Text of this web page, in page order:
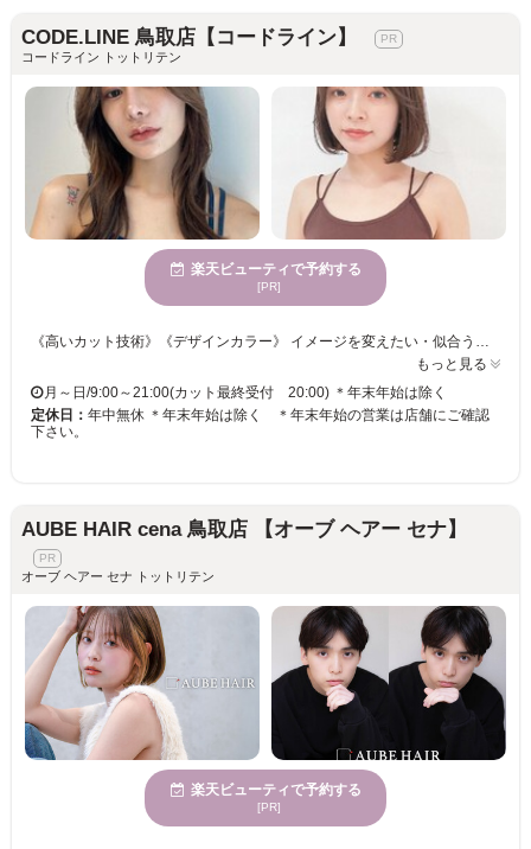
CODE.LINE 鳥取店【コードライン】
コードライン トットリテン
楽天ビューティで予約する
[PR]
《高いカット技術》《デザインカラー》 イメージを変えたい・似合うデザインが見つからない・・・あなたのお悩みに合うスタイルをご提供☆彡 手触り×持続性ばっちり！！うるうるカラーでクオリティの高い仕上がりに◎ カラーチェンジで雰囲気を変えて新しい自分◎カットにカラーも合わせてトータルバランスのよい似合わせをご提供いたします☆彡 きっと満足していただけますので、お気軽にご来店くださいませ。
もっと見る
月～日/9:00～21:00(カット最終受付 20:00) ＊年末年始は除く
定休日： 年中無休 ＊年末年始は除く ＊年末年始の営業は店舗にご確認
下さい。
AUBE HAIR cena 鳥取店 【オーブ ヘアー セナ】
オーブ ヘアー セナ トットリテン
楽天ビューティで予約する
[PR]